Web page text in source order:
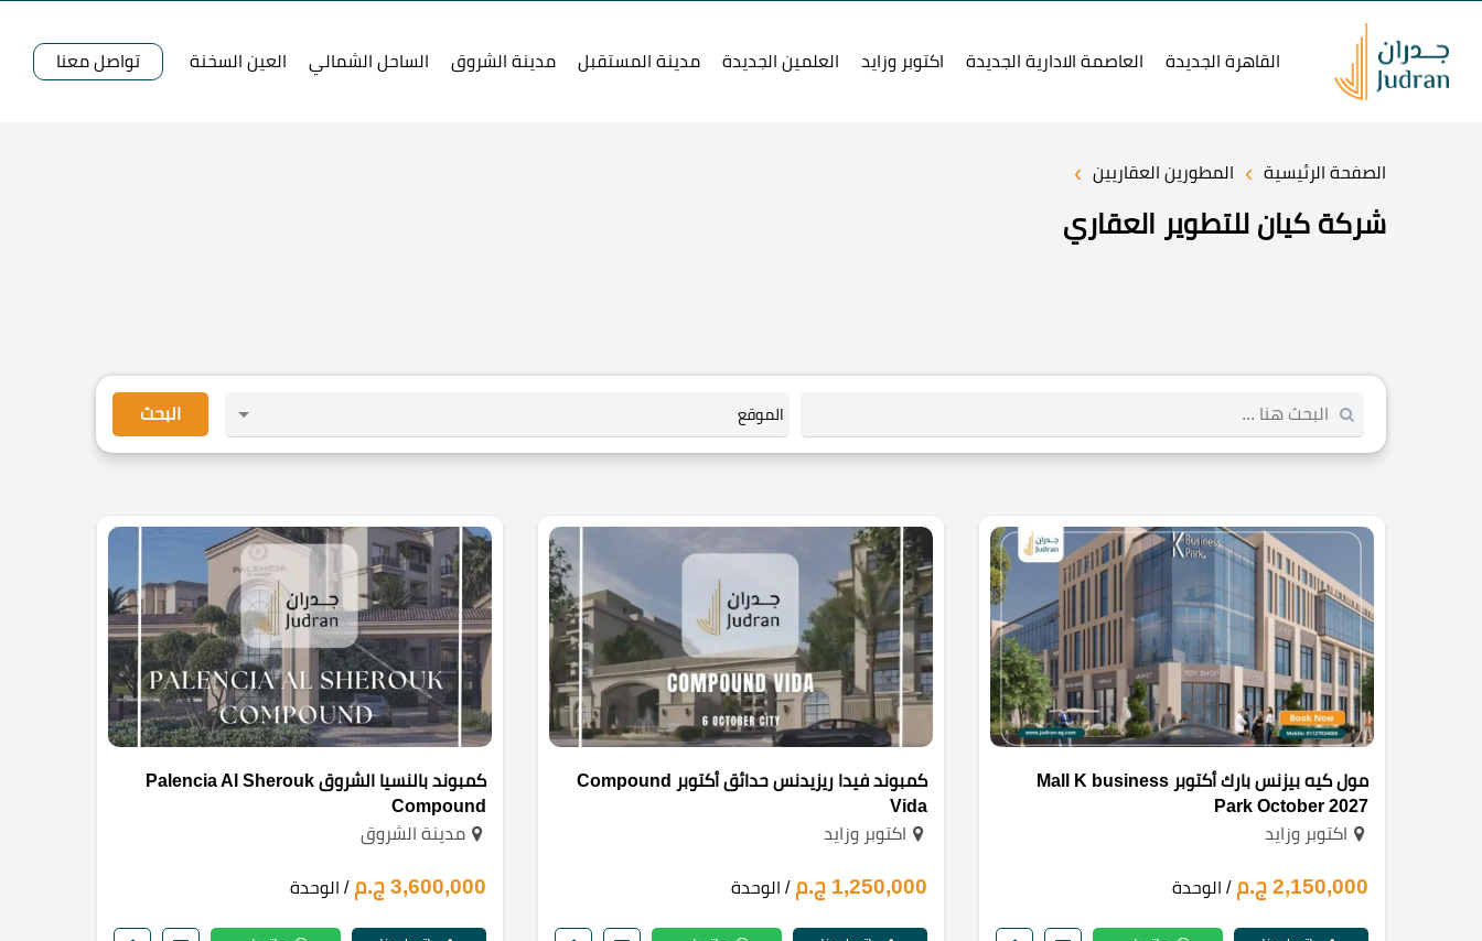
القاهرة الجديدة العاصمة الادارية الجديدة اكتوبر وزايد العلمين الجديدة مدينة المستقبل مدينة الشروق الساحل الشمالي العين السخنة تواصل معنا
الصفحة الرئيسية › المطورين العقاريين ›
شركة كيان للتطوير العقاري
البحث
مول كيه بيزنس بارك أكتوبر Mall K business
Park October 2027
اكتوبر وزايد
2,150,000 ج.م / الوحدة
كمبوند فيدا ريزيدنس حدائق أكتوبر Compound
Vida
اكتوبر وزايد
1,250,000 ج.م / الوحدة
كمبوند بالنسيا الشروق Palencia Al Sherouk
Compound
مدينة الشروق
3,600,000 ج.م / الوحدة